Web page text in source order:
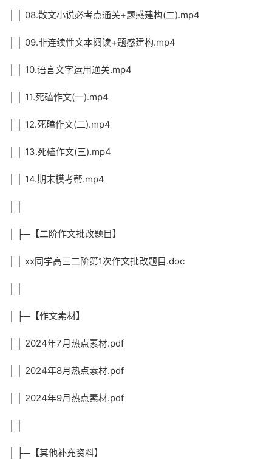
│ │ 08.散文小说必考点通关+题感建构(二).mp4
│ │ 09.非连续性文本阅读+题感建构.mp4
│ │ 10.语言文字运用通关.mp4
│ │ 11.死磕作文(一).mp4
│ │ 12.死磕作文(二).mp4
│ │ 13.死磕作文(三).mp4
│ │ 14.期末模考帮.mp4
│ ├─【二阶作文批改题目】
│ │ xx同学高三二阶第1次作文批改题目.doc
│ ├─【作文素材】
│ │ 2024年7月热点素材.pdf
│ │ 2024年8月热点素材.pdf
│ │ 2024年9月热点素材.pdf
│ ├─【其他补充资料】